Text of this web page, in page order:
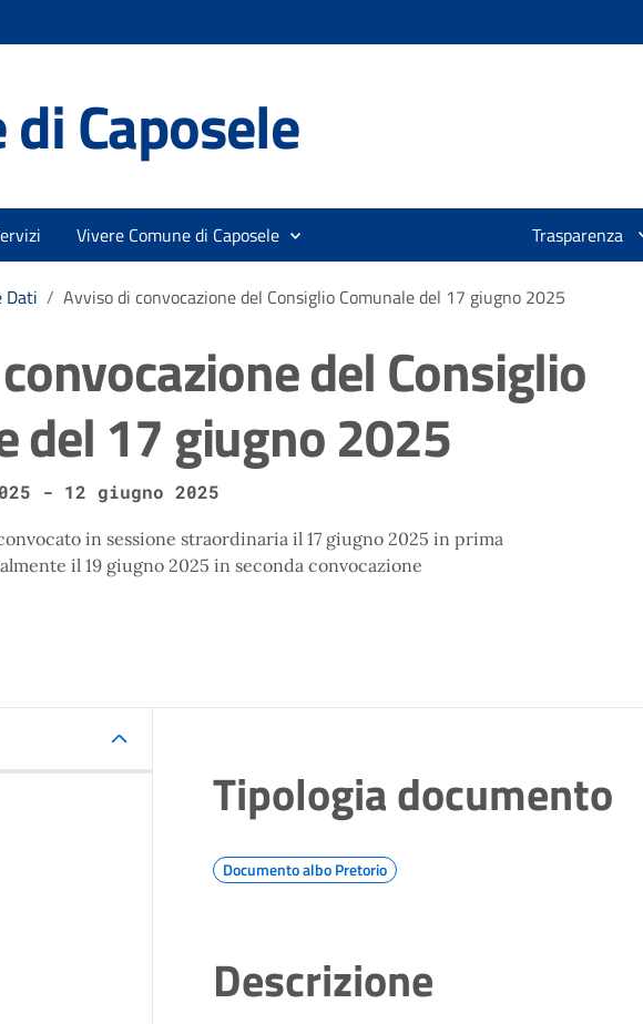
Caposele
Vivere Comune di Caposele Trasparenza
Dati / Avviso di convocazione del Consiglio Comunale del 17 giugno 2025
del Consiglio
del 17 giugno 2025
- 12 giugno 2025
in sessione straordinaria il 17 giugno 2025 in prima
il 19 giugno 2025 in seconda convocazione
Tipologia documento
Documento albo Pretorio
Descrizione